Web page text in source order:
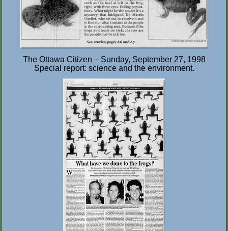
The Ottawa Citizen – Sunday, September 27, 1998
Special report: science and the environment.